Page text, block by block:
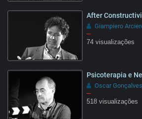
After
Giampiero
–
74 visualizações
Psicoterapia e
Oscar Gonçalves
–
518 visualizações